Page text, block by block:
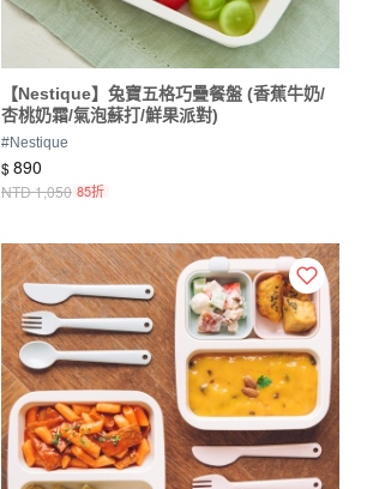
【Nestique】兔寶五格巧疊餐盤 (香蕉牛奶/
杏桃奶霜/氣泡蘇打/鮮果派對)
#Nestique
$890
NTD1,050 85折